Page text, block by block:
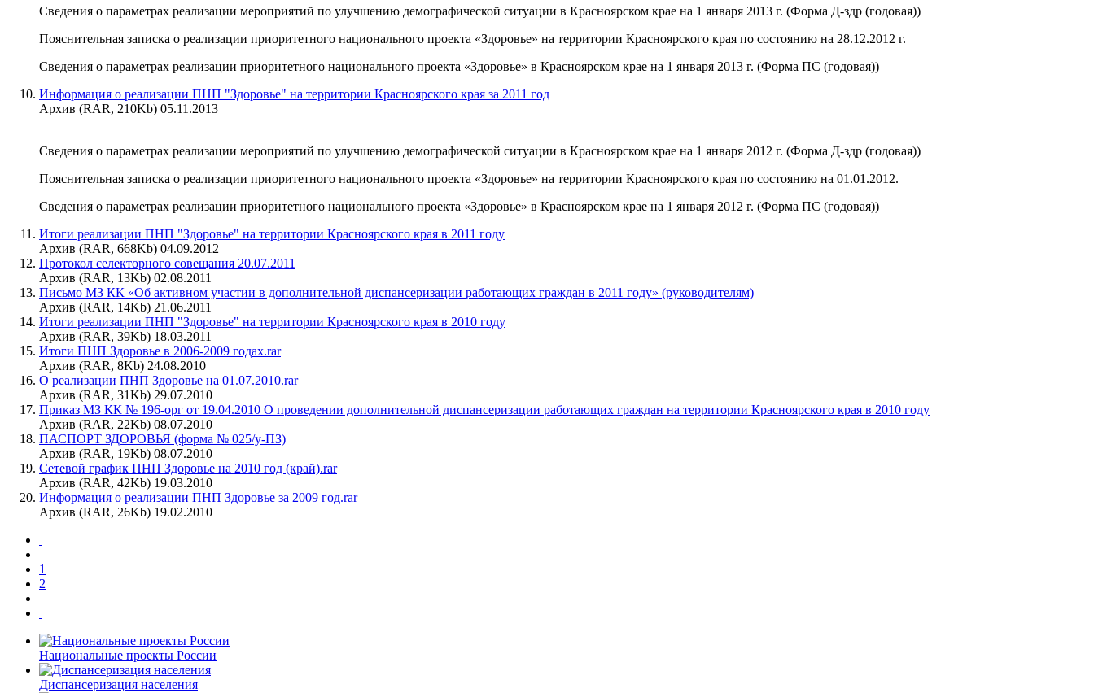
Сведения о параметрах реализации мероприятий по улучшению демографической ситуации в Красноярском крае на 1 января 2013 г. (Форма Д-здр (годовая))
Пояснительная записка о реализации приоритетного национального проекта «Здоровье» на территории Красноярского края по состоянию на 28.12.2012 г.
Сведения о параметрах реализации приоритетного национального проекта «Здоровье» в Красноярском крае на 1 января 2013 г. (Форма ПС (годовая))
Информация о реализации ПНП "Здоровье" на территории Красноярского края за 2011 год
Архив (RAR, 210Kb) 05.11.2013
Сведения о параметрах реализации мероприятий по улучшению демографической ситуации в Красноярском крае на 1 января 2012 г. (Форма Д-здр (годовая))
Пояснительная записка о реализации приоритетного национального проекта «Здоровье» на территории Красноярского края по состоянию на 01.01.2012.
Сведения о параметрах реализации приоритетного национального проекта «Здоровье» в Красноярском крае на 1 января 2012 г. (Форма ПС (годовая))
Итоги реализации ПНП "Здоровье" на территории Красноярского края в 2011 году
Архив (RAR, 668Kb) 04.09.2012
Протокол селекторного совещания 20.07.2011
Архив (RAR, 13Kb) 02.08.2011
Письмо МЗ КК «Об активном участии в дополнительной диспансеризации работающих граждан в 2011 году» (руководителям)
Архив (RAR, 14Kb) 21.06.2011
Итоги реализации ПНП "Здоровье" на территории Красноярского края в 2010 году
Архив (RAR, 39Kb) 18.03.2011
Итоги ПНП Здоровье в 2006-2009 годах.rar
Архив (RAR, 8Kb) 24.08.2010
О реализации ПНП Здоровье на 01.07.2010.rar
Архив (RAR, 31Kb) 29.07.2010
Приказ МЗ КК № 196-орг от 19.04.2010 О проведении дополнительной диспансеризации работающих граждан на территории Красноярского края в 2010 году
Архив (RAR, 22Kb) 08.07.2010
ПАСПОРТ ЗДОРОВЬЯ (форма № 025/у-ПЗ)
Архив (RAR, 19Kb) 08.07.2010
Сетевой график ПНП Здоровье на 2010 год (край).rar
Архив (RAR, 42Kb) 19.03.2010
Информация о реализации ПНП Здоровье за 2009 год.rar
Архив (RAR, 26Kb) 19.02.2010
1
2
Национальные проекты России
Диспансеризация населения